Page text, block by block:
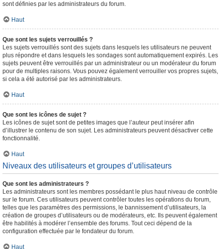
sont définies par les administrateurs du forum.
Haut
Que sont les sujets verrouillés ?
Les sujets verrouillés sont des sujets dans lesquels les utilisateurs ne peuvent
plus répondre et dans lesquels les sondages sont automatiquement expirés. Les
sujets peuvent être verrouillés par un administrateur ou un modérateur du forum
pour de multiples raisons. Vous pouvez également verrouiller vos propres sujets,
si cela a été autorisé par les administrateurs.
Haut
Que sont les icônes de sujet ?
Les icônes de sujet sont de petites images que l’auteur peut insérer afin
d’illustrer le contenu de son sujet. Les administrateurs peuvent désactiver cette
fonctionnalité.
Haut
Niveaux des utilisateurs et groupes d’utilisateurs
Que sont les administrateurs ?
Les administrateurs sont les membres possédant le plus haut niveau de contrôle
sur le forum. Ces utilisateurs peuvent contrôler toutes les opérations du forum,
telles que les paramètres des permissions, le bannissement d’utilisateurs, la
création de groupes d’utilisateurs ou de modérateurs, etc. Ils peuvent également
être habilités à modérer l’ensemble des forums. Tout ceci dépend de la
configuration effectuée par le fondateur du forum.
Haut